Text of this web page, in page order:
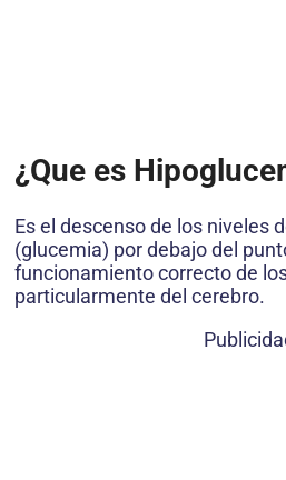
¿Que es
Es el descenso de los niveles
(glucemia) por debajo del
funcionamiento correcto de
particularmente del cerebro.